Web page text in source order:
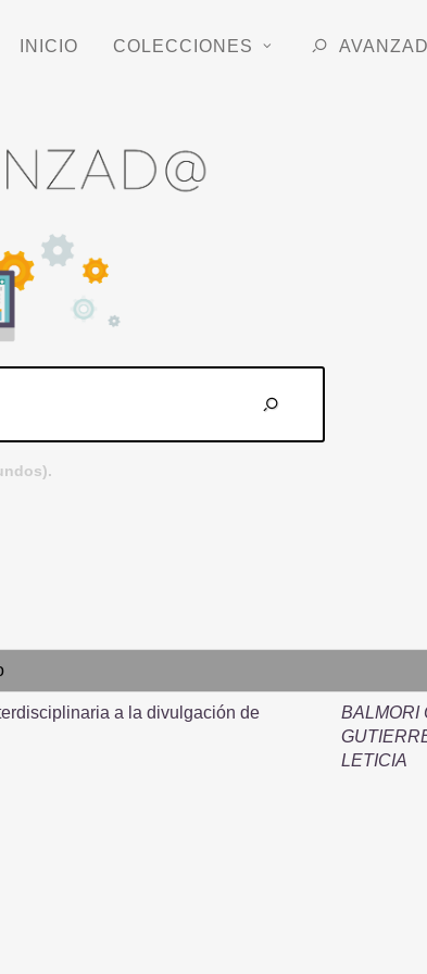
INICIO COLECCIONES
a la divulgación de
BALMORI
LETICIA